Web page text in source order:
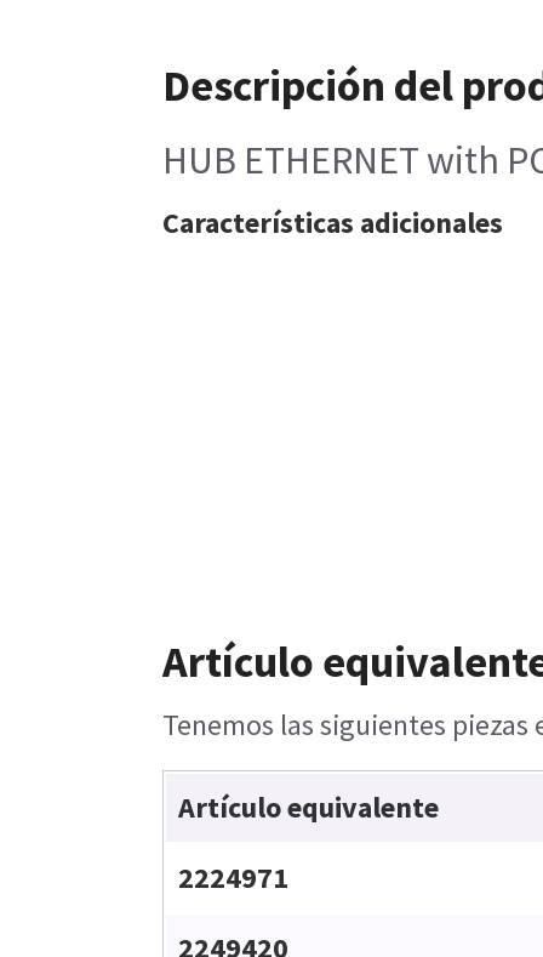
Descripción del
HUB ETHERNET with
Características adicionales
Artículo
Tenemos las siguientes
Artículo equivalente
2224971
2249420